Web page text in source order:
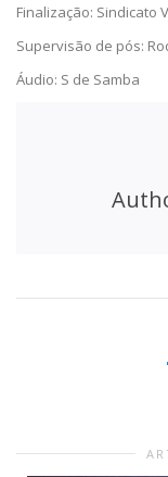
Finalização: Sindicato
Supervisão de pós:
Áudio: S de Samba